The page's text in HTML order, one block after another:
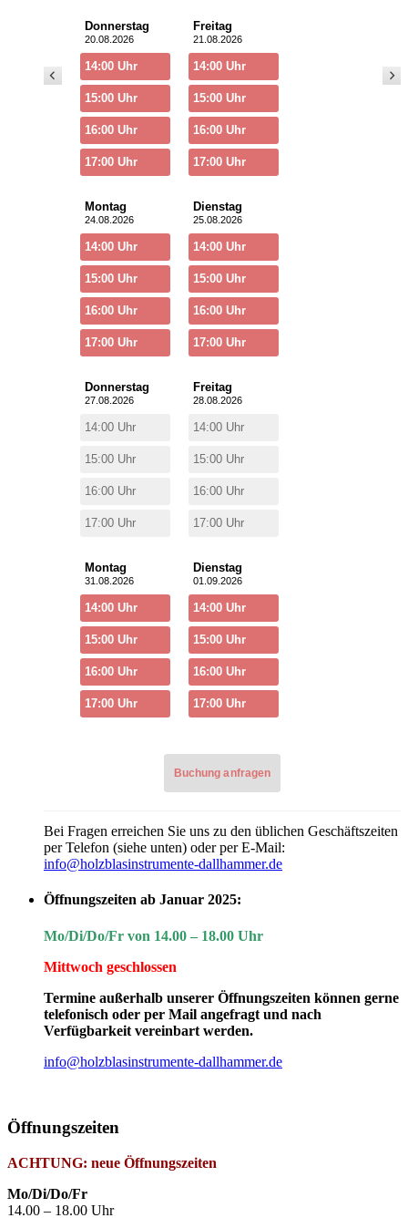
Donnerstag
20.08.2026
14:00 Uhr
15:00 Uhr
16:00 Uhr
17:00 Uhr
Freitag
21.08.2026
14:00 Uhr
15:00 Uhr
16:00 Uhr
17:00 Uhr
Montag
24.08.2026
14:00 Uhr
15:00 Uhr
16:00 Uhr
17:00 Uhr
Dienstag
25.08.2026
14:00 Uhr
15:00 Uhr
16:00 Uhr
17:00 Uhr
Donnerstag
27.08.2026
14:00 Uhr
15:00 Uhr
16:00 Uhr
17:00 Uhr
Freitag
28.08.2026
14:00 Uhr
15:00 Uhr
16:00 Uhr
17:00 Uhr
Montag
31.08.2026
14:00 Uhr
15:00 Uhr
16:00 Uhr
17:00 Uhr
Dienstag
01.09.2026
14:00 Uhr
15:00 Uhr
16:00 Uhr
17:00 Uhr
Buchung anfragen
Buchung anfragen
Instrumentenberatung (bitte auswählen)
Anfrage für
Bei Fragen erreichen Sie uns zu den üblichen Geschäftszeiten
per Telefon (siehe unten) oder per E-Mail:
info@holzblasinstrumente-dallhammer.de
Öffnungszeiten ab Januar 2025:
Mo/Di/Do/Fr von 14.00 – 18.00 Uhr
Mittwoch geschlossen
Termine außerhalb unserer Öffnungszeiten können gerne
telefonisch oder per Mail angefragt und nach
Verfügbarkeit vereinbart werden.
info@holzblasinstrumente-dallhammer.de
Öffnungszeiten
ACHTUNG: neue Öffnungszeiten
Mo/Di/Do/Fr
14.00 – 18.00 Uhr